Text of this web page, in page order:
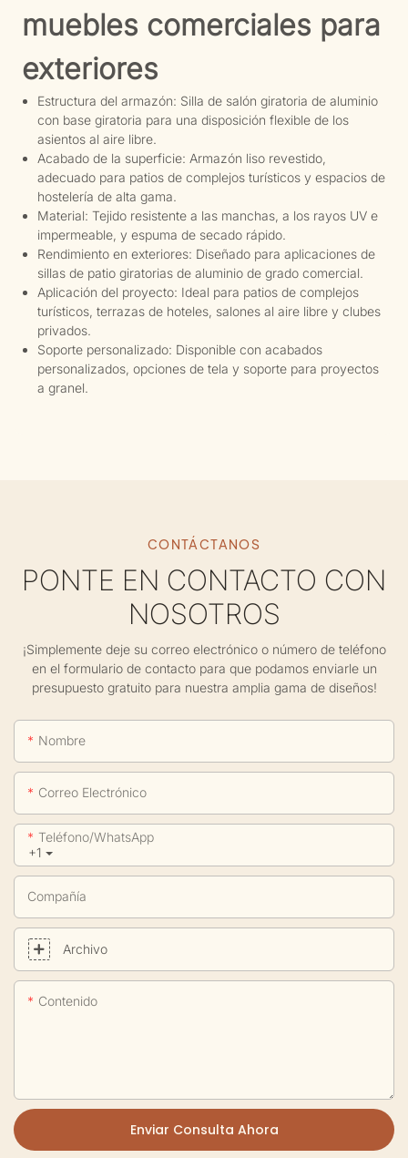
muebles comerciales para
exteriores
Estructura del armazón: Silla de salón giratoria de aluminio
con base giratoria para una disposición flexible de los
asientos al aire libre.
Acabado de la superficie: Armazón liso revestido,
adecuado para patios de complejos turísticos y espacios de
hostelería de alta gama.
Material: Tejido resistente a las manchas, a los rayos UV e
impermeable, y espuma de secado rápido.
Rendimiento en exteriores: Diseñado para aplicaciones de
sillas de patio giratorias de aluminio de grado comercial.
Aplicación del proyecto: Ideal para patios de complejos
turísticos, terrazas de hoteles, salones al aire libre y clubes
privados.
Soporte personalizado: Disponible con acabados
personalizados, opciones de tela y soporte para proyectos
a granel.
CONTÁCTANOS
PONTE EN CONTACTO CON
NOSOTROS
¡Simplemente deje su correo electrónico o número de teléfono
en el formulario de contacto para que podamos enviarle un
presupuesto gratuito para nuestra amplia gama de diseños!
Nombre
Correo Electrónico
+1
Teléfono/WhatsApp
Compañía
Archivo
Contenido
Enviar Consulta Ahora